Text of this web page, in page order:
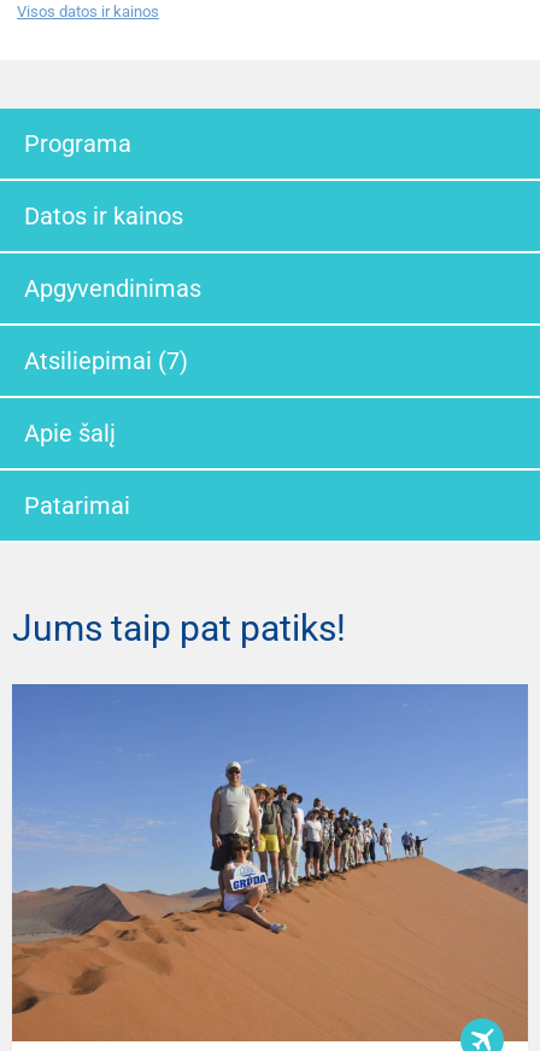
Visos datos ir kainos
Programa
Datos ir kainos
Apgyvendinimas
Atsiliepimai (7)
Apie šalį
Patarimai
Jums taip pat patiks!